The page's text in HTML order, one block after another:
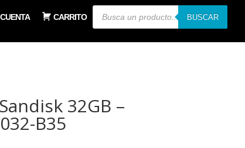
CUENTA CARRITO
Búsqueda
BUSCAR
32GB –
B35